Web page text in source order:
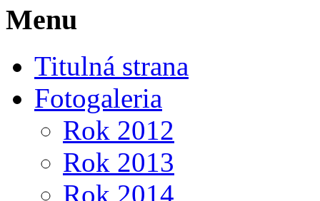
Menu
Titulná strana
Fotogaleria
Rok 2012
Rok 2013
Rok 2014